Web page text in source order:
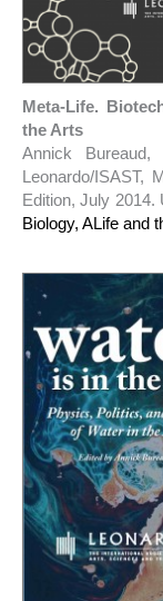
Meta-Life.
the Arts
Annick
Leonardo/ISAST,
Edition, July 2014.
Biology, ALife and